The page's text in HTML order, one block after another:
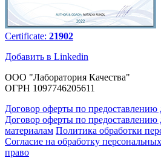
Certificate: 21902
Добавить в Linkedin
ООО "Лаборатория Качества"
ОГРН 1097746205611
Договор оферты по предоставлению
Договор оферты по
материалам Политика обработки
Согласие на обработку
право